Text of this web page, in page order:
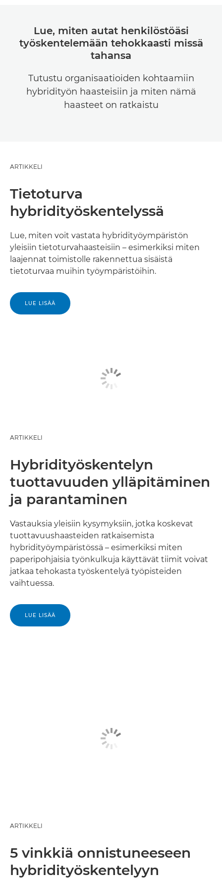
Lue, miten autat henkilöstöäsi
työskentelemään tehokkaasti missä
tahansa
Tutustu organisaatioiden kohtaamiin
hybridityön haasteisiin ja miten nämä
haasteet on ratkaistu
ARTIKKELI
Tietoturva
hybridityöskentelyssä
Lue, miten voit vastata hybridityöympäristön
yleisiin tietoturvahaasteisiin – esimerkiksi miten
laajennat toimistolle rakennettua sisäistä
tietoturvaa muihin työympäristöihin.
LUE LISÄÄ
ARTIKKELI
Hybridityöskentelyn
tuottavuuden ylläpitäminen
ja parantaminen
Vastauksia yleisiin kysymyksiin, jotka koskevat
tuottavuushaasteiden ratkaisemista
hybridityöympäristössä – esimerkiksi miten
paperipohjaisia työnkulkuja käyttävät tiimit voivat
jatkaa tehokasta työskentelyä työpisteiden
vaihtuessa.
LUE LISÄÄ
ARTIKKELI
5 vinkkiä onnistuneeseen
hybridityöskentelyyn